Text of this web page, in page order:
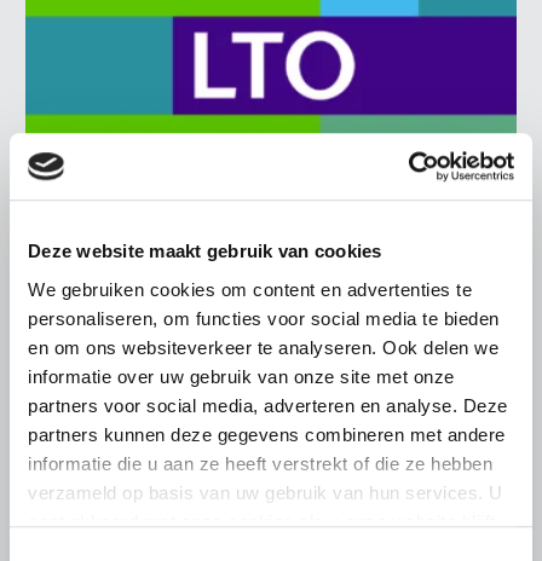
Deze website maakt gebruik van cookies
We gebruiken cookies om content en advertenties te
personaliseren, om functies voor social media te bieden
en om ons websiteverkeer te analyseren. Ook delen we
informatie over uw gebruik van onze site met onze
partners voor social media, adverteren en analyse. Deze
partners kunnen deze gegevens combineren met andere
informatie die u aan ze heeft verstrekt of die ze hebben
verzameld op basis van uw gebruik van hun services. U
NIEUWS
19 JULI 2026
Intrekken natuurvergunningen is
onacceptabel en raakt de
rechtsstaat
“De boosheid wordt, hoe langer je erover nadenkt, alleen
maar groter. Dit kan niet in een rechtsstaat.” Zo reageert
LTO-voorzitter Ger Koopmans op het voornemen van